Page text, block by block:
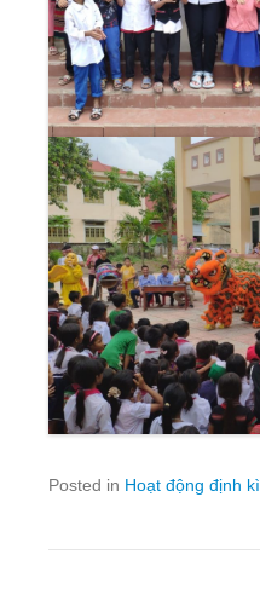
Posted in Hoạt động định kì